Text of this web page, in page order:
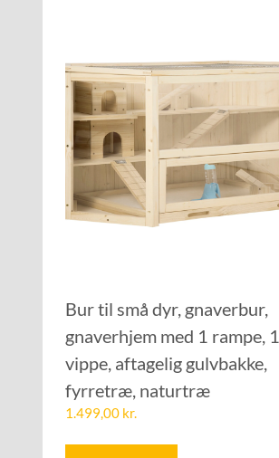
Bur til små dyr, gnaverbur,
gnaverhjem med 1 rampe, 1
vippe, aftagelig gulvbakke,
fyrretræ, naturtræ
1.499,00 kr.